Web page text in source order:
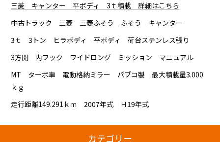
三菱 キャンター 平ボディ 3ｔ積載 詳細はこちら
中古トラック 三菱 三菱ふそう ふそう キャンター
3ｔ 3トン ヒラボディ 平ボディ 荷台ステンレス張り
3方開 内フック ワイドロング ミッション マニュアル
MT ターボ車 電動格納ミラー パブコ製 最大積載量3.000
ｋｇ
走行距離149.291ｋｍ 2007年式 Ｈ19年式
カテゴリー